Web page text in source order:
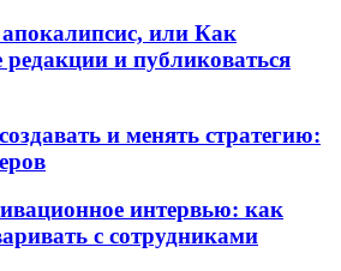
или Как
редакции и публиковаться
и менять стратегию:
интервью: как
с сотрудниками